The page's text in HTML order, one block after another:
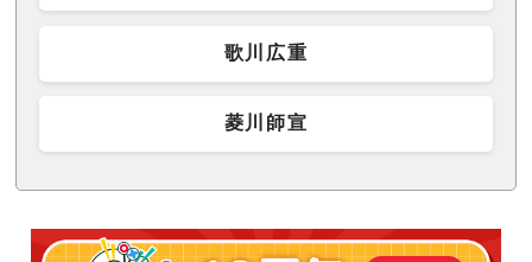
歌川広重
菱川師宣